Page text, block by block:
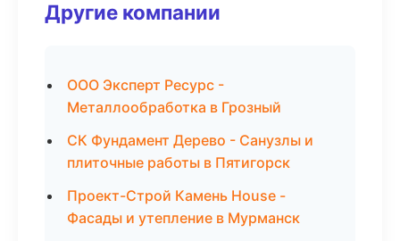
Другие компании
ООО Эксперт Ресурс -
Металлообработка в Грозный
СК Фундамент Дерево - Санузлы и
плиточные работы в Пятигорск
Проект-Строй Камень House -
Фасады и утепление в Мурманск